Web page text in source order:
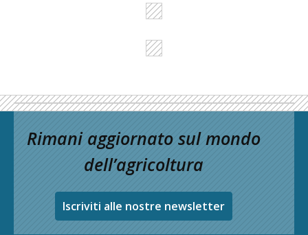
Rimani aggiornato sul mondo
dell’agricoltura
Iscriviti alle nostre newsletter